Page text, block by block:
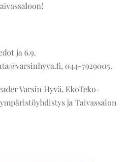
ja 6.9.
044-7929005.
Varsin Hyvä, EkoTeko-
ja Taivassalon